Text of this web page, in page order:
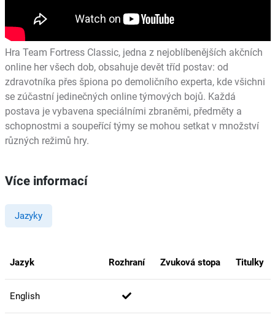
Hra Team Fortress Classic, jedna z nejoblíbenějších akčních
online her všech dob, obsahuje devět tříd postav: od
zdravotníka přes špiona po demoličního experta, kde všichni
se zúčastní jedinečných online týmových bojů. Každá
postava je vybavena speciálními zbraněmi, předměty a
schopnostmi a soupeřící týmy se mohou setkat v množství
různých režimů hry.
Více informací
Jazyky
Jazyk Rozhraní Zvuková stopa Titulky
English